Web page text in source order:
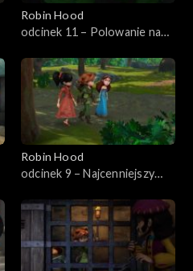
Robin Hood
odcinek 11 – Polowanie na
Robin Hood
odcinek 9 – Najcenniejszy